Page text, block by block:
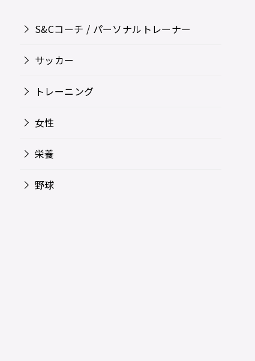
S&Cコーチ / パーソナルトレーナー
サッカー
トレーニング
女性
栄養
野球